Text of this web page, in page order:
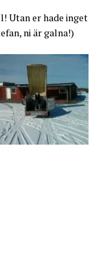
Utan er hade inget
ni är galna!)